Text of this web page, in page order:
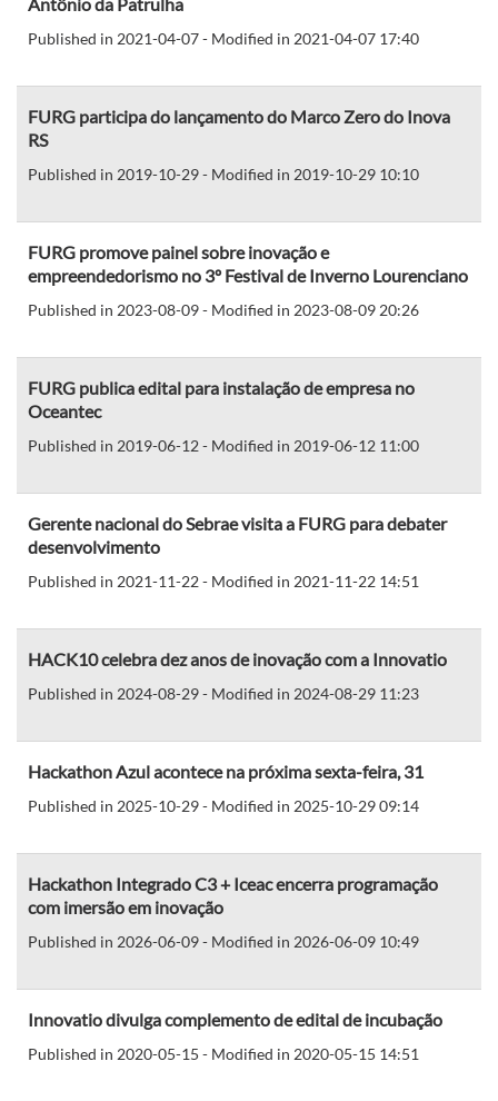
Published in 2021-04-07 - Modified in 2021-04-07 17:40
FURG participa do lançamento do Marco Zero do Inova
RS
Published in 2019-10-29 - Modified in 2019-10-29 10:10
FURG promove painel sobre inovação e
empreendedorismo no 3º Festival de Inverno Lourenciano
Published in 2023-08-09 - Modified in 2023-08-09 20:26
FURG publica edital para instalação de empresa no
Oceantec
Published in 2019-06-12 - Modified in 2019-06-12 11:00
Gerente nacional do Sebrae visita a FURG para debater
desenvolvimento
Published in 2021-11-22 - Modified in 2021-11-22 14:51
HACK10 celebra dez anos de inovação com a Innovatio
Published in 2024-08-29 - Modified in 2024-08-29 11:23
Hackathon Azul acontece na próxima sexta-feira, 31
Published in 2025-10-29 - Modified in 2025-10-29 09:14
Hackathon Integrado C3 + Iceac encerra programação
com imersão em inovação
Published in 2026-06-09 - Modified in 2026-06-09 10:49
Innovatio divulga complemento de edital de incubação
Published in 2020-05-15 - Modified in 2020-05-15 14:51